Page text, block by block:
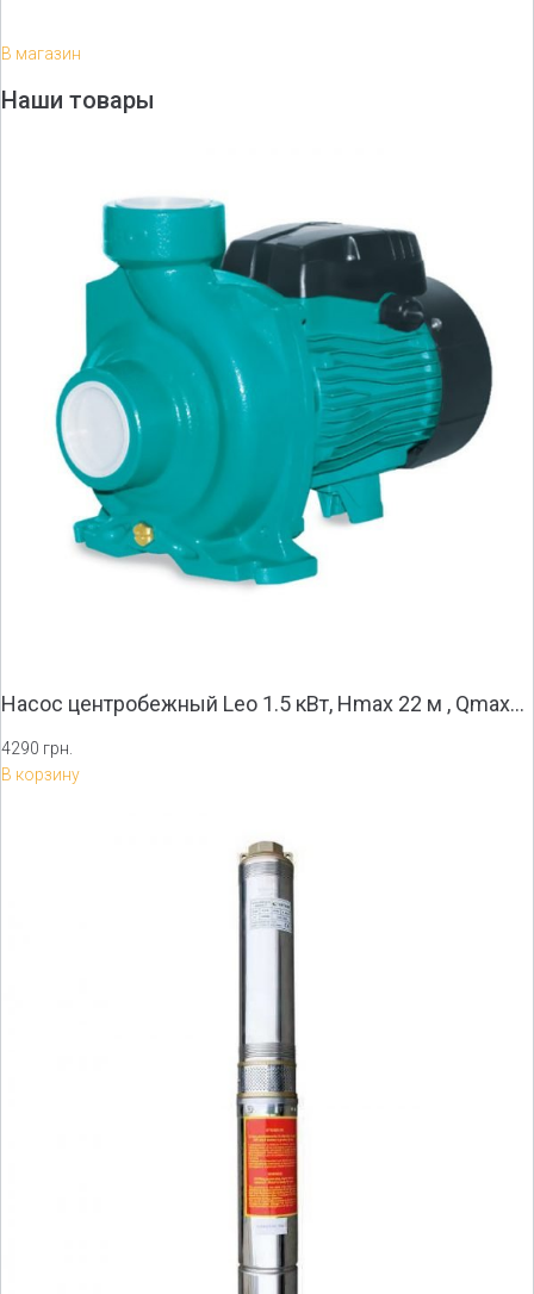
В магазин
Наши товары
Насос центробежный Leo 1.5 кВт, Hmax 22 м , Qmax…
4290 грн.
В корзину